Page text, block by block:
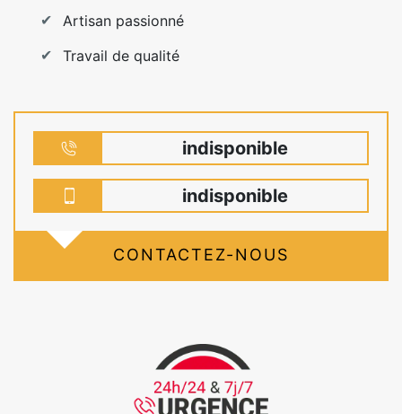
Artisan passionné
Travail de qualité
indisponible
indisponible
CONTACTEZ-NOUS